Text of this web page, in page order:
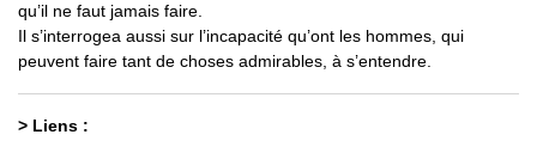
qu’il ne faut jamais faire.
Il s’interrogea aussi sur l’incapacité qu’ont les hommes, qui
peuvent faire tant de choses admirables, à s’entendre.
> Liens :